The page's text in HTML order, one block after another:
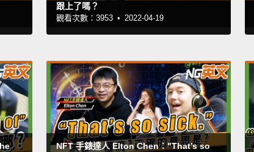
跟上了嗎？
觀看次數：3953 •2022-04-19
NFT 手錶達人 Elton Chen："That’s so